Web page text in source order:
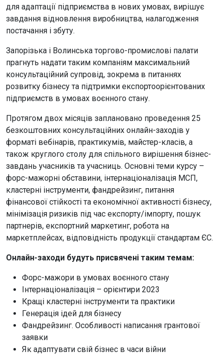
для адаптації підприємства в нових умовах, вирішує
завдання відновлення виробництва, налагодження
постачання і збуту.
Запорізька і Волинська торгово-промислові палати
прагнуть надати таким компаніям максимальний
консультаційний супровід, зокрема в питаннях
розвитку бізнесу та підтримки експортоорієнтованих
підприємств в умовах воєнного стану.
Протягом двох місяців заплановано проведення 25
безкоштовних консультаційних онлайн-заходів у
форматі вебінарів, практикумів, майстер-класів, а
також круглого столу для спільного вирішення бізнес-
завдань учасників та учасниць. Основні теми курсу –
форс-мажорні обставини, інтернаціоналізація МСП,
кластерні інструменти, фандрейзинг, питання
фінансової стійкості та економічної активності бізнесу,
мінімізація ризиків під час експорту/імпорту, пошук
партнерів, експортний маркетинг, робота на
маркетплейсах, відповідність продукції стандартам ЄС.
Онлайн-заходи будуть присвячені таким темам:
Форс-мажори в умовах воєнного стану
Інтернаціоналізація – орієнтири 2023
Кращі кластерні інструменти та практики
Генерація ідей для бізнесу
Фандрейзинг. Особливості написання грантової
заявки
Як адаптувати свій бізнес в часи війни